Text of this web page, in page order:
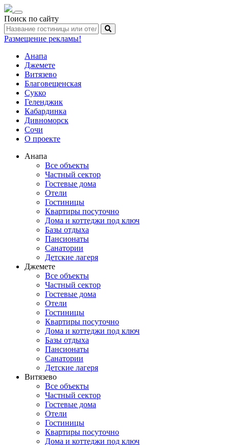
Toggle
navigation
Поиск по сайту
Размещение рекламы!
Анапа
Джемете
Витязево
Благовещенская
Сукко
Геленджик
Кабардинка
Дивноморск
Сочи
О проекте
Анапа
Все объекты
Частный сектор
Гостевые дома
Отели
Гостиницы
Квартиры посуточно
Дома и коттеджи под ключ
Базы отдыха
Пансионаты
Санатории
Детские лагеря
Джемете
Все объекты
Частный сектор
Гостевые дома
Отели
Гостиницы
Квартиры посуточно
Дома и коттеджи под ключ
Базы отдыха
Пансионаты
Санатории
Детские лагеря
Витязево
Все объекты
Частный сектор
Гостевые дома
Отели
Гостиницы
Квартиры посуточно
Дома и коттеджи под ключ